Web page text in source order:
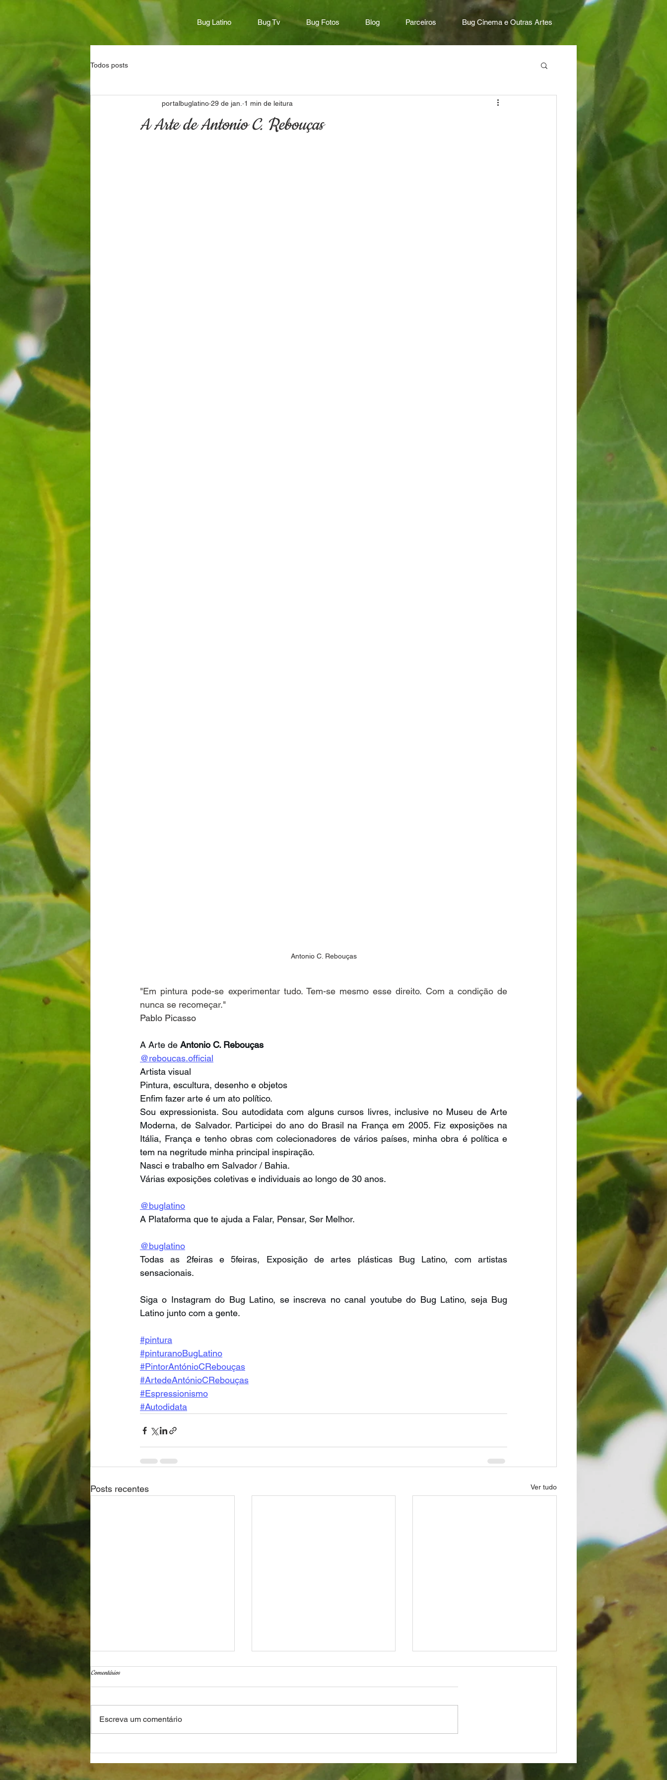
Bug Latino Bug Tv Bug Fotos Blog Parceiros Bug Cinema e Outras Artes
Todos posts
A Arte de Antonio C. Rebouças
portalbuglatino 29 de jan. 1 min de leitura
Antonio C. Rebouças
"Em pintura pode-se experimentar tudo. Tem-se mesmo esse direito. Com a condição de
nunca se recomeçar."
Pablo Picasso
A Arte de Antonio C. Rebouças
@reboucas.official
Artista visual
Pintura, escultura, desenho e objetos
Enfim fazer arte é um ato político.
Sou expressionista. Sou autodidata com alguns cursos livres, inclusive no Museu de Arte
Moderna, de Salvador. Participei do ano do Brasil na França em 2005. Fiz exposições na
Itália, França e tenho obras com colecionadores de vários países, minha obra é política e
tem na negritude minha principal inspiração.
Nasci e trabalho em Salvador / Bahia.
Várias exposições coletivas e individuais ao longo de 30 anos.
@buglatino
A Plataforma que te ajuda a Falar, Pensar, Ser Melhor.
@buglatino
Todas as 2feiras e 5feiras, Exposição de artes plásticas Bug Latino, com artistas
sensacionais.
Siga o Instagram do Bug Latino, se inscreva no canal youtube do Bug Latino, seja Bug
Latino junto com a gente.
#pintura
#pinturanoBugLatino
#PintorAntónioCRebouças
#ArtedeAntónioCRebouças
#Espressionismo
#Autodidata
Posts recentes Ver tudo
A Arte de Moacyr Motta
Comentários
Escreva um comentário